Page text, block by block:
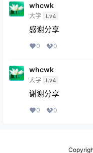
whcwk
大学 Lv4
感谢分享
0 0
whcwk
大学 Lv4
谢谢分享
0 0